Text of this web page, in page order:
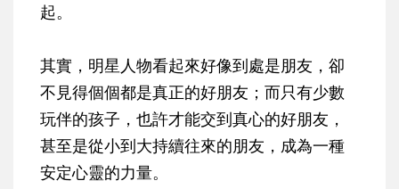
起。
其實，明星人物看起來好像到處是朋友，卻
不見得個個都是真正的好朋友；而只有少數
玩伴的孩子，也許才能交到真心的好朋友，
甚至是從小到大持續往來的朋友，成為一種
安定心靈的力量。